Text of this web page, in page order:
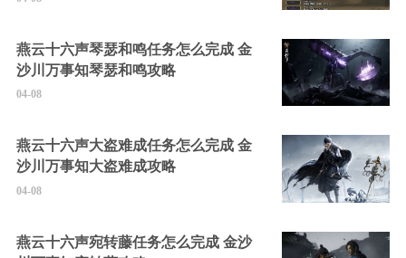
燕云十六声琴瑟和鸣任务怎么完成 金
沙川万事知琴瑟和鸣攻略
04-08
燕云十六声大盗难成任务怎么完成 金
沙川万事知大盗难成攻略
04-08
燕云十六声宛转藤任务怎么完成 金沙